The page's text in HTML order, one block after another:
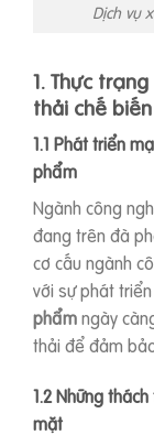
Dịch vụ
1. Thực
thải chế
1.1 Phát triển
phẩm
Ngành công
đang trên đà
cơ cấu ngành
với sự phát
phẩmngày
thải để đảm
1.2 Những
mặt